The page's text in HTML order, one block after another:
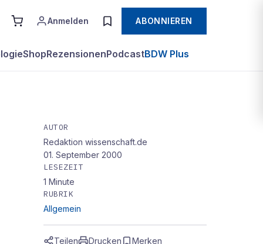
Anmelden ABONNIEREN
ShopRezensionenPodcastBDW Plus
AUTOR
Redaktion wissenschaft.de
01. September 2000
LESEZEIT
1 Minute
RUBRIK
Allgemein
Teilen Drucken Merken